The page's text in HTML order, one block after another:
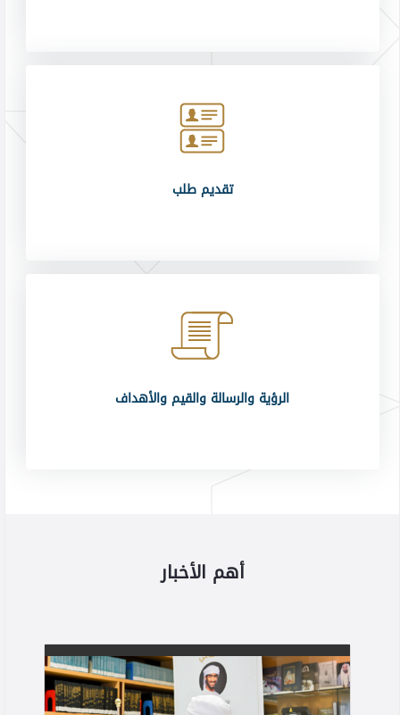
تقديم طلب
الرؤية والرسالة والقيم والأهداف
أهم الأخبار